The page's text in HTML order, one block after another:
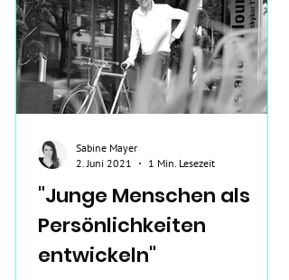
"Junge Menschen als
Persönlichkeiten
entwickeln"
Sabine Mayer
2. Juni 2021
1 Min. Lesezeit